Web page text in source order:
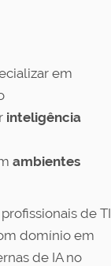
em
inteligência
ambientes
de TI
domínio em
de IA no